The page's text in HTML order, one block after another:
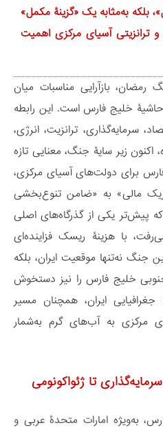
بلکه به‌مثابه یک «گزینۀ مکمل»
ترانزیتی آسیای مرکزی اهمیت
بازآرایی مناسبات میان
خلیج فارس است. این رابطه
سرمایه‌گذاری، ترانزیت، انرژی،
زیر سایۀ جنگ، معنایی تازه
برای دولت‌های آسیای مرکزی،
مالی» به «ضامن تنوع‌بخشی
پیش‌تر یکی از گذرگاه‌های اصلی
با هزینۀ ریسک فزاینده‌ای
جنگ نه‌تنها موقعیت ایران، بلکه
خلیج فارس را نیز دستخوش
ایران، همچنان مسیر
مرکزی به آب‌های گرم به‌شمار
تا ژئواکونومی
به‌ویژه امارات متحدۀ عربی و